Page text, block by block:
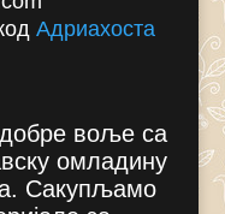
Адриахоста
добре воље са
омладину
Сакупљамо